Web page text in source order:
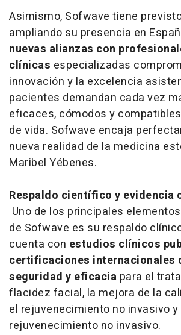
Asimismo, Sofwave tiene
ampliando su presencia en
nuevas alianzas con
clínicas especializadas
innovación y la excelencia
pacientes demandan cada vez
eficaces, cómodos y
de vida. Sofwave encaja
nueva realidad de la medicina
Maribel Yébenes.
Respaldo científico y evidencia
Uno de los principales
de Sofwave es su respaldo
cuenta con estudios clínicos
certificaciones internacionales
seguridad y eficacia para el
flacidez facial, la mejora de la
el rejuvenecimiento no invasivo y
rejuvenecimiento no invasivo.